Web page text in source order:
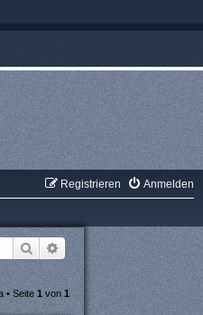
Anmelden
Registrieren
Suche
Erweiterte Suche
• Seite1 von1